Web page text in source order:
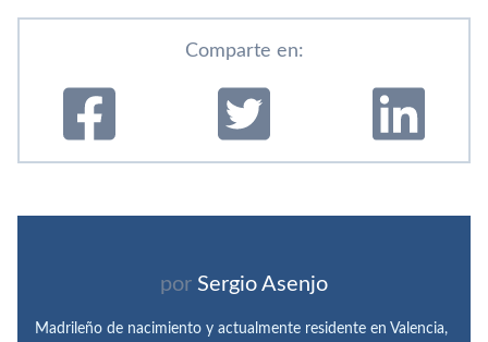
Comparte en:
por Sergio Asenjo
Madrileño de nacimiento y actualmente residente en Valencia,